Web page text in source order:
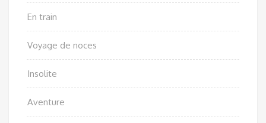
En train
Voyage de noces
Insolite
Aventure